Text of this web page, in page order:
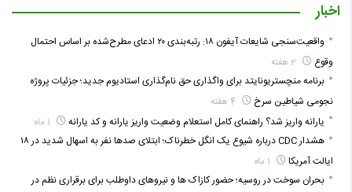
اخبار
واقعیت‌سنجی شایعات آیفون ۱۸: رتبه‌بندی ۲۰ ادعای مطرح‌شده بر اساس احتمال
وقوع
برنامه منچستریونایتد برای واگذاری حق نام‌گذاری استادیوم جدید؛ جزئیات پروژه
نجومی شیاطین سرخ
یارانه واریز شد؟ راهنمای کامل استعلام وضعیت واریز یارانه و کد یارانه
هشدار CDC درباره شیوع یک انگل خطرناک؛ ابتلای صدها نفر به اسهال شدید در ۱۸
ایالت آمریکا
بحران سوخت در روسیه؛ حضور کازاک‌ ها و نیروهای داوطلب برای برقراری نظم در